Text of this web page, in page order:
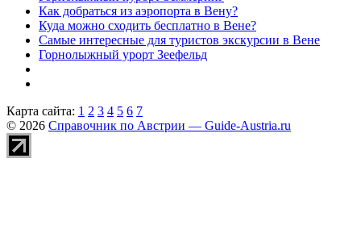
Как добраться из аэропорта в Вену?
Куда можно сходить бесплатно в Вене?
Самые интересные для туристов экскурсии в Вене
Горнолыжный урорт Зеефельд
Карта сайта: 1 2 3 4 5 6 7
© 2026 Справочник по Австрии — Guide-Austria.ru